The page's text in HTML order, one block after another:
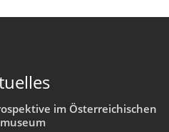
im Österreichischen